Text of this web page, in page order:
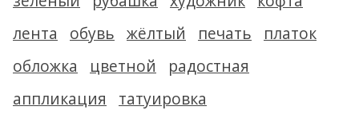
лента
обувь жёлтый печать
платок
обложка
цветной
радостная
аппликация
татуировка